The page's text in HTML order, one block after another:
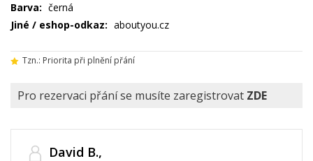
Barva: černá
Jiné / eshop-odkaz: aboutyou.cz
Tzn.: Priorita při plnění přání
Pro rezervaci přání se musíte zaregistrovat ZDE
David B.,